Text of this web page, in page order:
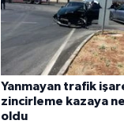
Yanmayan trafik
zincirleme kazaya
oldu